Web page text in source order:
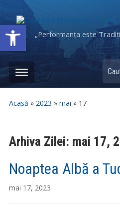
Deschide bara de unelte„Performanța este
Acasă » 2023 » mai » 17
Arhiva Zilei: mai 17,
Noaptea Albă a
mai 17, 2023